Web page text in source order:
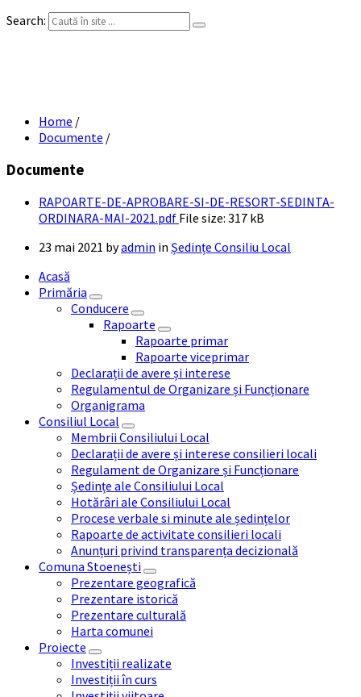
Search:
Home /
Documente /
Documente
RAPOARTE-DE-APROBARE-SI-DE-RESORT-SEDINTA-
ORDINARA-MAI-2021.pdf File size: 317 kB
23 mai 2021 byadmin in Ședințe Consiliu Local
Acasă
Primăria
Conducere
Rapoarte
Rapoarte primar
Rapoarte viceprimar
Declarații de avere și interese
Regulamentul de Organizare și Funcționare
Organigrama
Consiliul Local
Membrii Consiliului Local
Declarații de avere și interese consilieri locali
Regulament de Organizare și Funcționare
Ședințe ale Consiliului Local
Hotărâri ale Consiliului Local
Procese verbale si minute ale ședințelor
Rapoarte de activitate consilieri locali
Anunțuri privind transparența decizională
Comuna Stoenești
Prezentare geografică
Prezentare istorică
Prezentare culturală
Harta comunei
Proiecte
Investiții realizate
Investiții în curs